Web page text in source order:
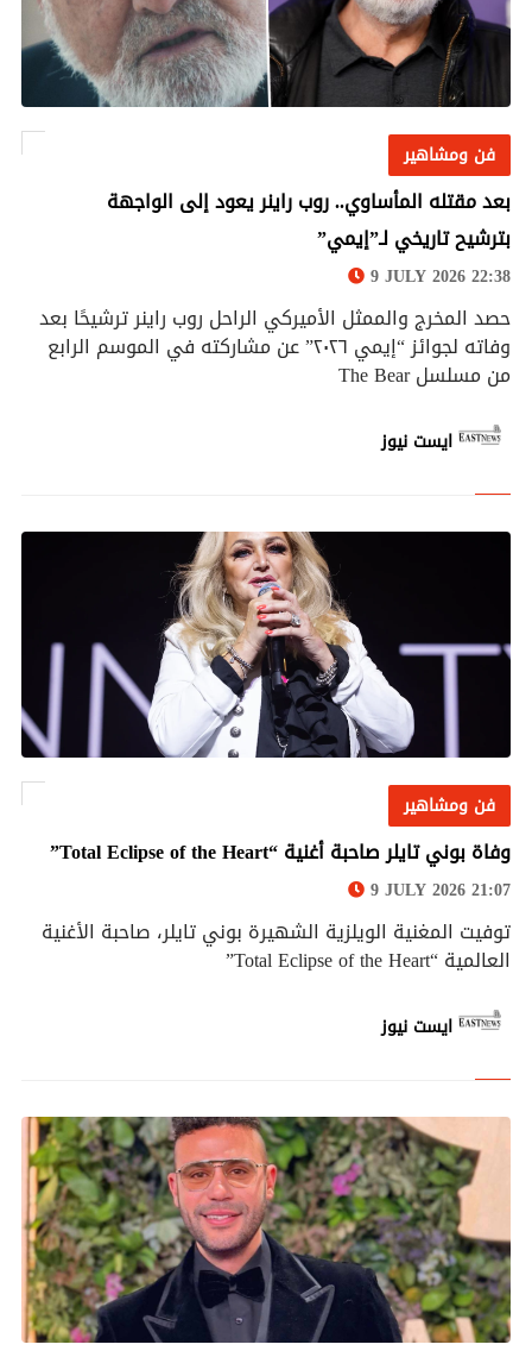
فن ومشاهير
فن ومشاهير
بعد مقتله المأساوي.. روب راينر يعود إلى الواجهة
بترشيح تاريخي لـ”إيمي”
9 JULY 2026 22:38
حصد المخرج والممثل الأميركي الراحل روب راينر ترشيحًا بعد
وفاته لجوائز “إيمي ٢٠٢٦” عن مشاركته في الموسم الرابع
من مسلسل The Bear
ايست نيوز
فن ومشاهير
فن ومشاهير
وفاة بوني تايلر صاحبة أغنية “Total Eclipse of the Heart”
9 JULY 2026 21:07
توفيت المغنية الويلزية الشهيرة بوني تايلر، صاحبة الأغنية
العالمية “Total Eclipse of the Heart”
ايست نيوز